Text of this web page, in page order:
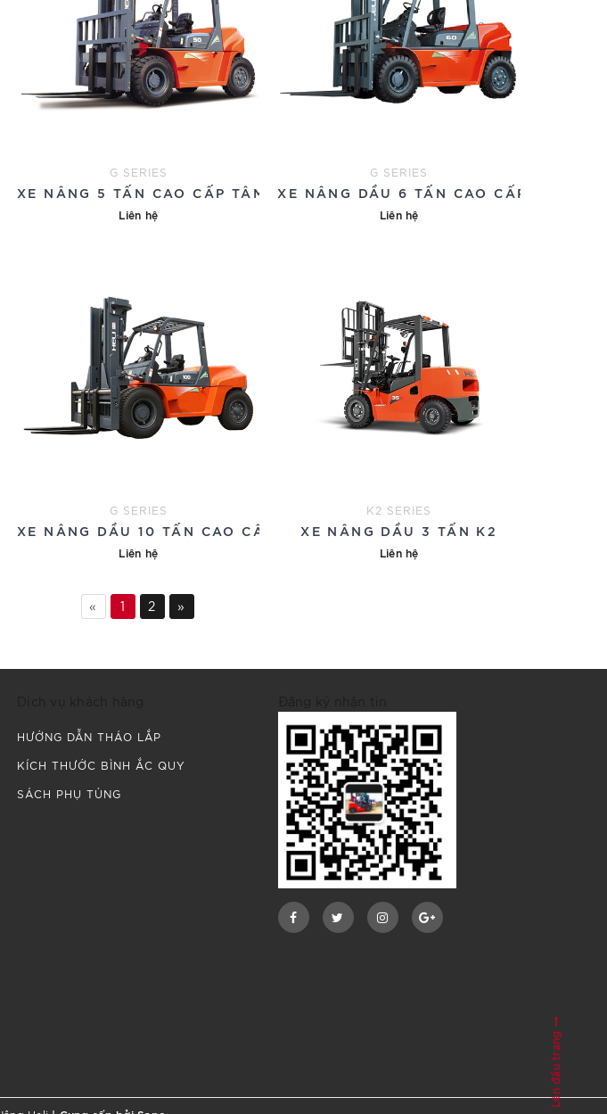
G SERIES
XE NÂNG 5 TẤN CAO CẤP TÂM TẢI 600
Liên hệ
G SERIES
XE NÂNG DẦU 6 TẤN CAO CẤP
Liên hệ
G SERIES
XE NÂNG DẦU 10 TẤN CAO CẤP
Liên hệ
K2 SERIES
XE NÂNG DẦU 3 TẤN K2
Liên hệ
« 1 2 »
HƯỚNG DẪN THÁO LẮP
KÍCH THƯỚC BÌNH ẮC QUY
SÁCH PHỤ TÙNG
Lên đầu trang